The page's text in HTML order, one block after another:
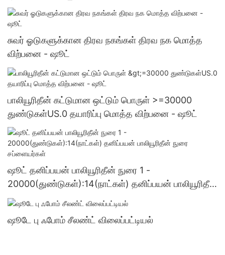
சுவர் ஓடுகளுக்கான திரவ நகங்கள் திரவ நக மொத்த
விற்பனை - ஷூட்
பாலியூரிதீன் கட்டுமான ஒட்டும் பொருள் >=30000
துண்டுகள்US.0 தயாரிப்பு மொத்த விற்பனை - ஷூட்
ஷூட் தனிப்பயன் பாலியூரிதீன் நுரை 1 -
20000(துண்டுகள்):14(நாட்கள்) தனிப்பயன் பாலியூரிதீன்
நுரை சப்ளையர்கள்
ஷூடே பு ஃபோம் சீலண்ட் விலைப்பட்டியல்